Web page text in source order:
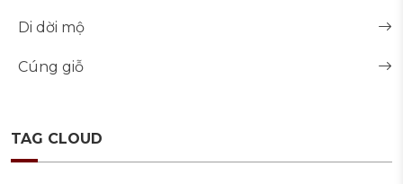
Di dời mộ
Cúng giỗ
TAG CLOUD